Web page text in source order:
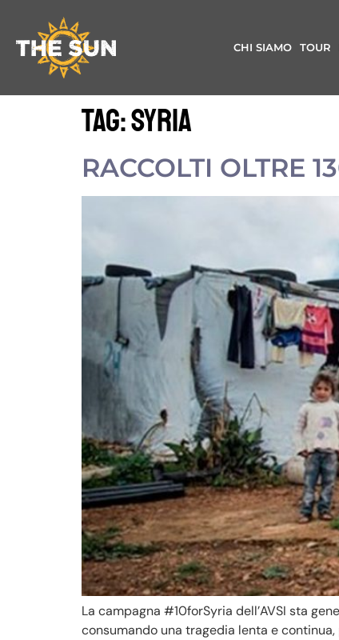
CHI SIAMO TOUR
Tag:Syria
RACCOLTI OLTRE
La campagna #10forSyria dell’AVSI sta
consumando una tragedia lenta e